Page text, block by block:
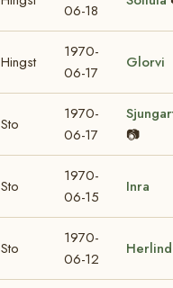
06-18
Hingst
1970-
06-17
Glorvi
Sto
1970-
06-17
📷
Sto
1970-
06-15
Inra
Sto
1970-
06-12